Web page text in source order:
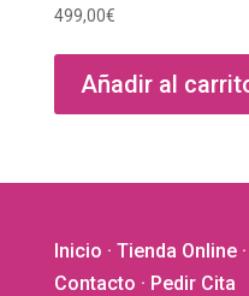
499,00€
Añadir al
Inicio · Tienda Online·
Contacto · Pedir Cita